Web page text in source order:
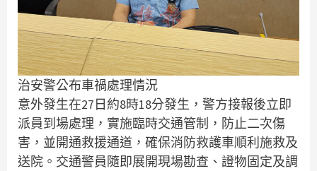
治安警公布車禍處理情況
意外發生在27日約8時18分發生，警方接報後立即
派員到場處理，實施臨時交通管制，防止二次傷
害，並開通救援通道，確保消防救護車順利施救及
送院。交通警員隨即展開現場勘查、證物固定及調